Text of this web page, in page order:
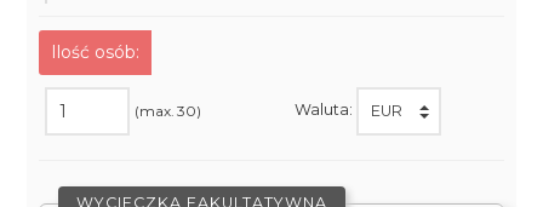
Ilość osób:
(max. 30) Waluta:
WYCIECZKA FAKULTATYWNA